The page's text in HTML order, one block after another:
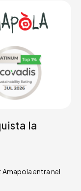
la
Amapola entra nel